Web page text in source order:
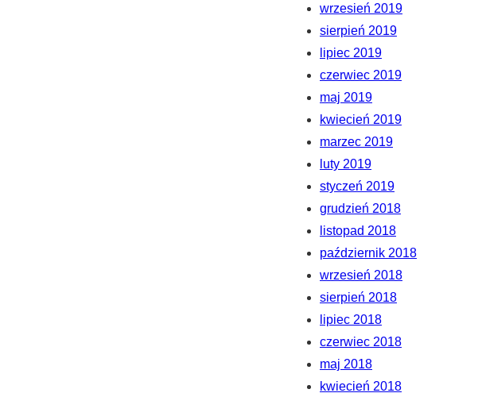
wrzesień 2019
sierpień 2019
lipiec 2019
czerwiec 2019
maj 2019
kwiecień 2019
marzec 2019
luty 2019
styczeń 2019
grudzień 2018
listopad 2018
październik 2018
wrzesień 2018
sierpień 2018
lipiec 2018
czerwiec 2018
maj 2018
kwiecień 2018